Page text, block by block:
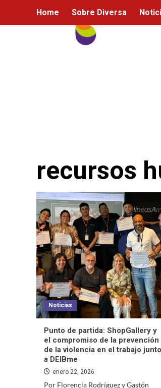
Home Sobre Diversa
recursos
Noticias
Punto de partida: ShopGallery y
el compromiso de la prevención
de la violencia en el trabajo junto
a DEIBme
enero 22, 2026
Por Florencia Rodríguez y Gastón